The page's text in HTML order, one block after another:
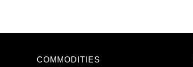
COMMODITIES